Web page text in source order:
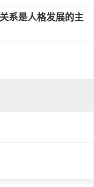
是人格发展的主